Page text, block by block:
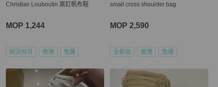
Christian Louboutin 窩釘帆布鞋
MOP 1,244
狀況尚可 香港 免運
small cross shoulder bag
MOP 2,590
全新品 香港 免運